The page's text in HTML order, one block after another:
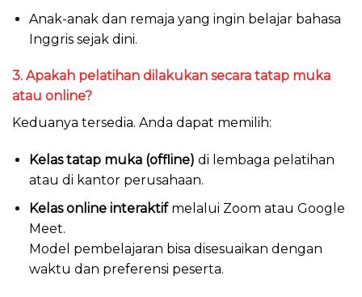
Anak-anak dan remaja yang ingin belajar bahasa
Inggris sejak dini.
3. Apakah pelatihan dilakukan secara tatap muka
atau online?
Keduanya tersedia. Anda dapat memilih:
Kelas tatap muka (offline) di lembaga pelatihan
atau di kantor perusahaan.
Kelas online interaktifmelalui Zoom atau Google
Meet.
Model pembelajaran bisa disesuaikan dengan
waktu dan preferensi peserta.